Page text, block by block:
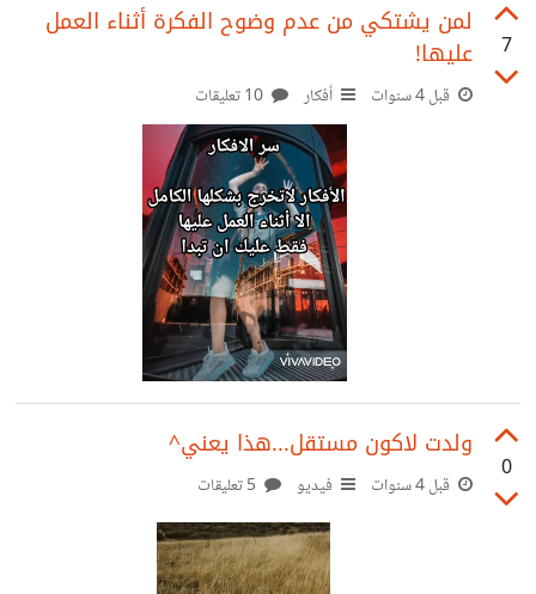
7
لمن يشتكي من عدم وضوح الفكرة أثناء العمل
عليها!
قبل 4 سنوات أفكار
0
ولدت لاكون مستقل...هذا يعني^
قبل 4 سنوات فيديو